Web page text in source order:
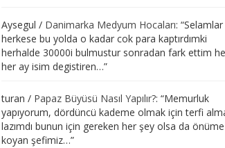
Aysegul / Danimarka Medyum Hocaları: “Selamlar
herkese bu yolda o kadar cok para kaptırdımki
herhalde 30000i bulmustur sonradan fark ettim
her ay isim degistiren…”
turan / Papaz Büyüsü Nasıl Yapılır?: “Memurluk
yapıyorum, dördüncü kademe olmak için terfi
lazımdı bunun için gereken her şey olsa da
koyan şefimiz…”